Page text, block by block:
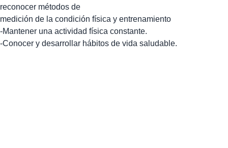
reconocer métodos de
medición de la condición física y entrenamiento
-Mantener una actividad física constante.
-Conocer y desarrollar hábitos de vida saludable.